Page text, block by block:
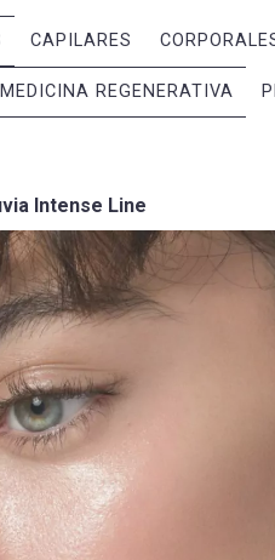
CAPILARES
MEDICINA REGENERATIVA
Intense Line